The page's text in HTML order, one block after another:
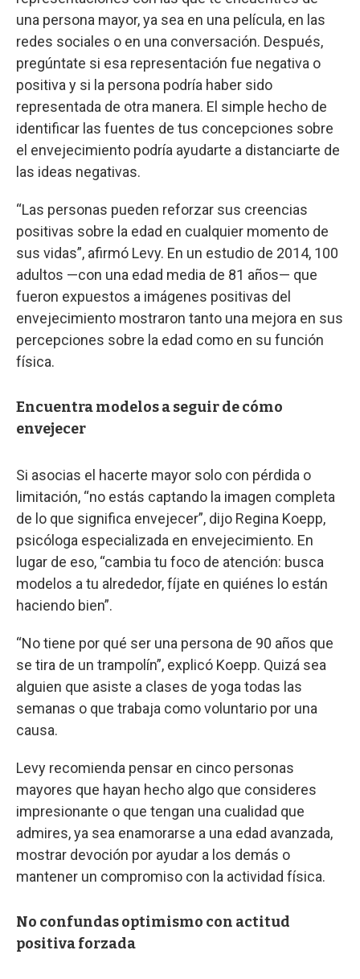
una persona mayor, ya sea en una película, en las
redes sociales o en una conversación. Después,
pregúntate si esa representación fue negativa o
positiva y si la persona podría haber sido
representada de otra manera. El simple hecho de
identificar las fuentes de tus concepciones sobre
el envejecimiento podría ayudarte a distanciarte de
las ideas negativas.
“Las personas pueden reforzar sus creencias
positivas sobre la edad en cualquier momento de
sus vidas”, afirmó Levy. En un estudio de 2014, 100
adultos —con una edad media de 81 años— que
fueron expuestos a imágenes positivas del
envejecimiento mostraron tanto una mejora en sus
percepciones sobre la edad como en su función
física.
Encuentra modelos a seguir de cómo
envejecer
Si asocias el hacerte mayor solo con pérdida o
limitación, “no estás captando la imagen completa
de lo que significa envejecer”, dijo Regina Koepp,
psicóloga especializada en envejecimiento. En
lugar de eso, “cambia tu foco de atención: busca
modelos a tu alrededor, fíjate en quiénes lo están
haciendo bien”.
“No tiene por qué ser una persona de 90 años que
se tira de un trampolín”, explicó Koepp. Quizá sea
alguien que asiste a clases de yoga todas las
semanas o que trabaja como voluntario por una
causa.
Levy recomienda pensar en cinco personas
mayores que hayan hecho algo que consideres
impresionante o que tengan una cualidad que
admires, ya sea enamorarse a una edad avanzada,
mostrar devoción por ayudar a los demás o
mantener un compromiso con la actividad física.
No confundas optimismo con actitud
positiva forzada